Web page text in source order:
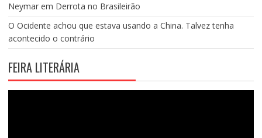
Neymar em Derrota no Brasileirão
O Ocidente achou que estava usando a China. Talvez tenha
acontecido o contrário
FEIRA LITERÁRIA